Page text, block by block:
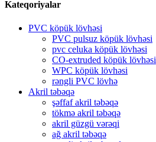
Kateqoriyalar
PVC köpük lövhəsi
PVC pulsuz köpük lövhəsi
pvc celuka köpük lövhəsi
CO-extruded köpük lövhəsi
WPC köpük lövhəsi
rəngli PVC lövhə
Akril təbəqə
şəffaf akril təbəqə
tökmə akril təbəqə
akril güzgü vərəqi
ağ akril təbəqə